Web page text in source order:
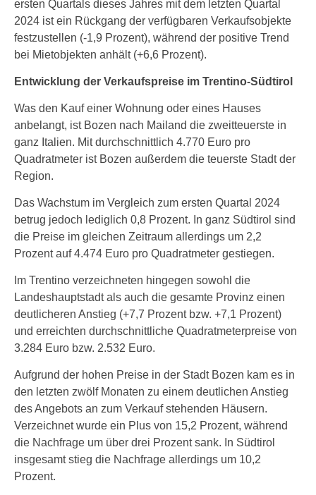
ersten Quartals dieses Jahres mit dem letzten Quartal
2024 ist ein Rückgang der verfügbaren Verkaufsobjekte
festzustellen (-1,9 Prozent), während der positive Trend
bei Mietobjekten anhält (+6,6 Prozent).
Entwicklung der Verkaufspreise im Trentino-Südtirol
Was den Kauf einer Wohnung oder eines Hauses
anbelangt, ist Bozen nach Mailand die zweitteuerste in
ganz Italien. Mit durchschnittlich 4.770 Euro pro
Quadratmeter ist Bozen außerdem die teuerste Stadt der
Region.
Das Wachstum im Vergleich zum ersten Quartal 2024
betrug jedoch lediglich 0,8 Prozent. In ganz Südtirol sind
die Preise im gleichen Zeitraum allerdings um 2,2
Prozent auf 4.474 Euro pro Quadratmeter gestiegen.
Im Trentino verzeichneten hingegen sowohl die
Landeshauptstadt als auch die gesamte Provinz einen
deutlicheren Anstieg (+7,7 Prozent bzw. +7,1 Prozent)
und erreichten durchschnittliche Quadratmeterpreise von
3.284 Euro bzw. 2.532 Euro.
Aufgrund der hohen Preise in der Stadt Bozen kam es in
den letzten zwölf Monaten zu einem deutlichen Anstieg
des Angebots an zum Verkauf stehenden Häusern.
Verzeichnet wurde ein Plus von 15,2 Prozent, während
die Nachfrage um über drei Prozent sank. In Südtirol
insgesamt stieg die Nachfrage allerdings um 10,2
Prozent.